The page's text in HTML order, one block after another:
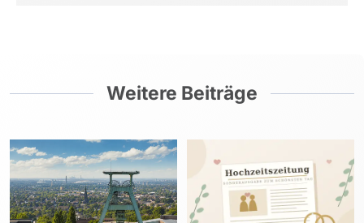
Weitere Beiträge